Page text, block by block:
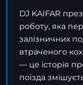
DJ KAIFAR
роботу, яка
залізничних
втраченого
— це історія
поїзда